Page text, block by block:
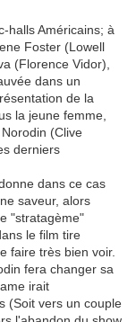
halls Américains; à
Foster (Lowell
(Florence Vidor),
dans un
de la
la jeune femme,
(Clive
derniers
dans ce cas
saveur, alors
"stratagème"
le film tire
faire très bien voir.
fera changer sa
irait
(Soit vers un couple